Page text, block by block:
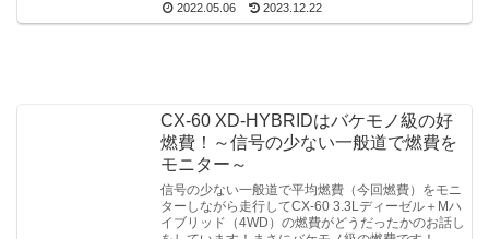
2022.05.06 2023.12.22
CX-60 XD-HYBRIDはバケモノ級の好
燃費！～信号の少ない一般道で燃費を
モニター～
信号の少ない一般道で平均燃費（今回燃費）をモニ
ターしながら走行してCX-60 3.3Lディーゼル＋Mハ
イブリッド（4WD）の燃費がどうだったかのお話し